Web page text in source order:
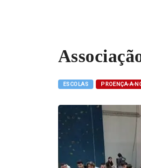
ESCOLAS PROENÇA-A-